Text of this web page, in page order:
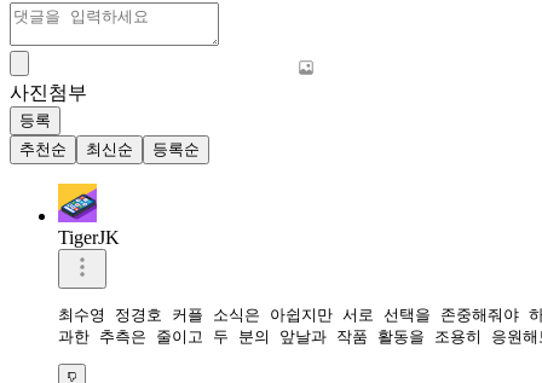
사진첨부
등록
추천순
최신순 등록순
TigerJK
최수영 정경호 커플 소식은 아쉽지만 서로 선택을 존중해줘
과한 추측은 줄이고 두 분의 앞날과 작품 활동을 조용히 응원